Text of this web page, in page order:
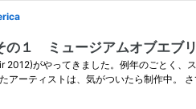
１ ミュージアムオブエブ
がやってきました。例年のごとく
アーティストは、気がついたら制作中。